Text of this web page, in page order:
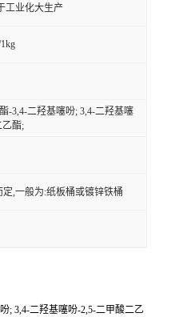
工业化大生产
-3,4-二羟基噻吩; 3,4-二羟基噻
乙酯;
,一般为:纸板桶或镀锌铁桶
; 3,4-二羟基噻吩-2,5-二甲酸二乙